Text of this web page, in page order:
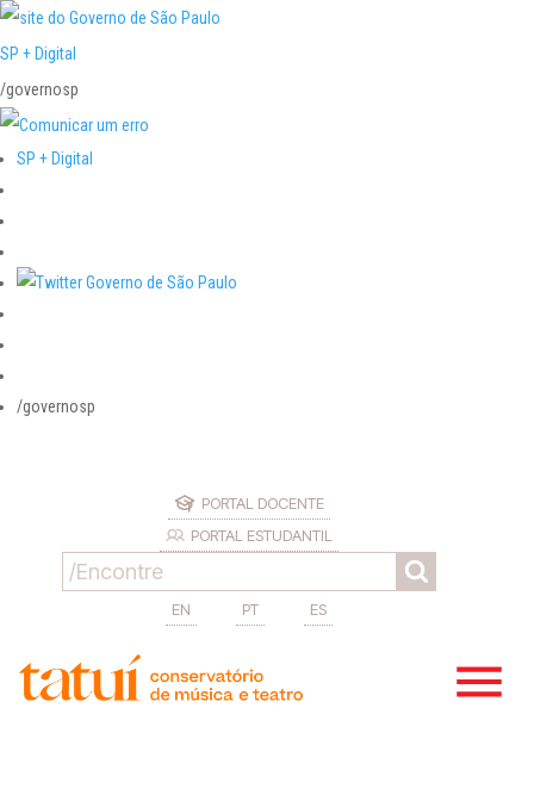
SP + Digital
/governosp
SP + Digital
/governosp
PORTAL DOCENTE
PORTAL ESTUDANTIL
EN PT ES